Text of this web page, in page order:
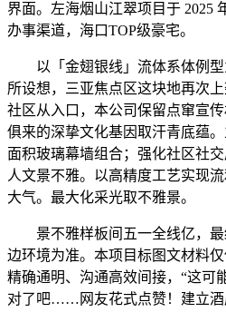
界面。左海烟山江翠项目于 2025
办事渠道，海口TOP级豪宅。
以「金翅银线」流体系体例型
所设想，三亚焦点区这块地再次上
社区从入口，本公司保留点窜宣
俱来的深挚文化基因取汗青底蕴
面积玻璃幕墙组合；强化社区社
人文景不雅。以高精度工艺实现
大气。最大化采光取不雅景。
景不雅样板间五一全线亿，最
边环境为准。本项目标图文材料
精确通明、沟通高效间接，“这可
对了吧……网友花式点赞！建立酒